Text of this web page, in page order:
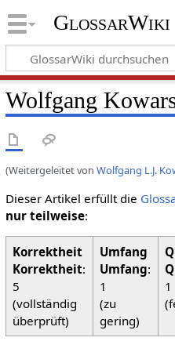
GlossarWiki
Wolfgang
(Weitergeleitet von Wolfgang L.J.
Dieser Artikel erfüllt die
nur teilweise:
Korrektheit:
5
(vollständig
überprüft)
Umfang:
1
(zu
gering)
1